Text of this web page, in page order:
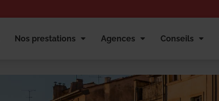
Nos prestations Agences Conseils